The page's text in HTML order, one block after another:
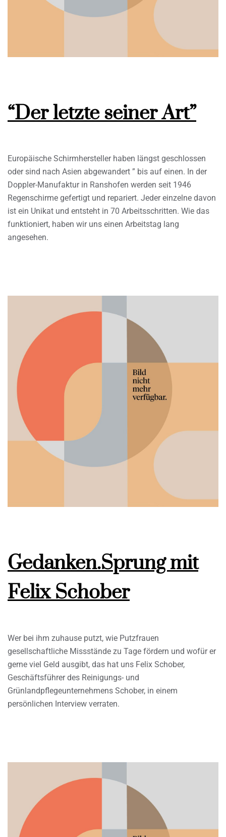
“Der letzte seiner Art”
Europäische Schirmhersteller haben längst geschlossen
oder sind nach Asien abgewandert ” bis auf einen. In der
Doppler-Manufaktur in Ranshofen werden seit 1946
Regenschirme gefertigt und repariert. Jeder einzelne davon
ist ein Unikat und entsteht in 70 Arbeitsschritten. Wie das
funktioniert, haben wir uns einen Arbeitstag lang
angesehen.
Gedanken.Sprung mit
Felix Schober
Wer bei ihm zuhause putzt, wie Putzfrauen
gesellschaftliche Missstände zu Tage fördern und wofür er
gerne viel Geld ausgibt, das hat uns Felix Schober,
Geschäftsführer des Reinigungs- und
Grünlandpflegeunternehmens Schober, in einem
persönlichen Interview verraten.